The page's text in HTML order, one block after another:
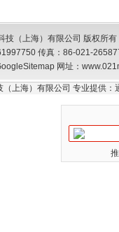
技（上海）有限公司 版权所
传真：86-021-
网址：
（上海）有限公司 专业提供